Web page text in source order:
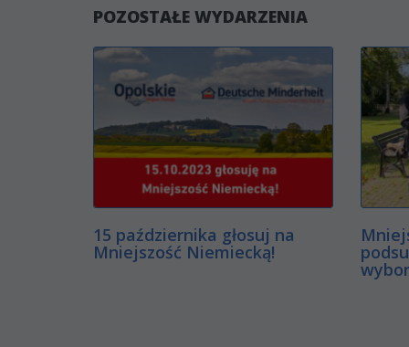
POZOSTAŁE WYDARZENIA
15 października głosuj na
Mniejszość Niemiecką!